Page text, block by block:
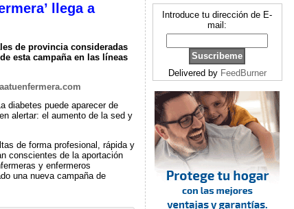
llega a
de provincia consideradas
esta campaña en las líneas
diabetes puede aparecer de
alertar: el aumento de la sed y
de forma profesional, rápida y
conscientes de la aportación
y enfermeros
una nueva campaña de
Introduce tu dirección de E-
mail:
Delivered by FeedBurner